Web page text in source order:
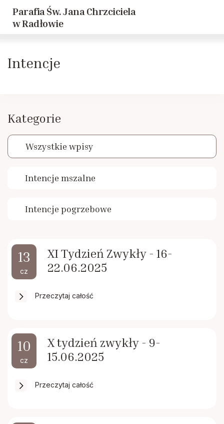
Parafia Św. Jana Chrzciciela
w Radłowie
Powrót
Historie Radłowskie cz. 2
Rada Duszpasterska i Gospodarcza
Powrót
KSM
Intencje
Kategorie
Wszystkie wpisy
Intencje mszalne
Intencje pogrzebowe
13
cz
XI Tydzień Zwykły - 16-
22.06.2025
Przeczytaj całość
10
cz
X tydzień zwykły - 9-
15.06.2025
Przeczytaj całość